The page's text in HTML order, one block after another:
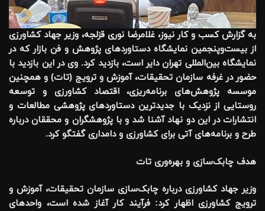
به گزارش کسب و کار نیوز، غلامرضا نوری قزلجه، وزیر جهاد کشاورزی
از بیست‌وپنجمین نمایشگاه دستاوردهای پژوهش و فن بازار که در
نمایشگاه بین‌المللی تهران دایر است، بازدید کرد. وی در این بازدید با
حضور در غرفه سازمان تحقیقات، آموزش و ترویج (تات) و همچنین
موسسه پژوهش‌های برنامه‌ریزی، اقتصاد کشاورزی و توسعه
روستایی از نزدیک با جدیدترین دستاوردهای پژوهشی مطالعات و
انتشارات در این دو نهاد آشنا شد و با پژوهشگران و محققان درباره
طرح و برنامه‌های آتی برای کشاورزی و دامداری گفتگو کرد.
هدف چابک‌سازی و بهره‌وری تات
وزیر جهاد کشاورزی درباره چابک‌سازی سازمان تحقیقات، آموزش و
ترویج کشاورزی اظهار کرد: فرآیند کار آغاز شده است، واحدهای